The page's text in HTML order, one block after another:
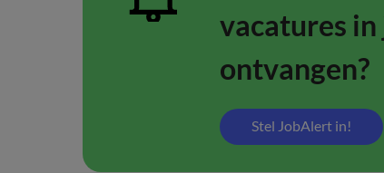
vacatures
ontvangen?
Stel JobAlert in!